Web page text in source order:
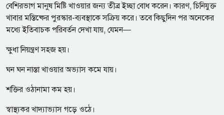
বেশিরভাগ মানুষ মিষ্টি খাওয়ার জন্য তীব্র ইচ্ছা বোধ করেন। কারণ, চিনিযুক্ত
খাবার মস্তিষ্কের পুরস্কার-ব্যবস্থাকে সক্রিয় করে। তবে কিছুদিন পর অনেকের
মধ্যে ইতিবাচক পরিবর্তন দেখা যায়, যেমন—
ক্ষুধা নিয়ন্ত্রণ সহজ হয়।
ঘন ঘন নাস্তা খাওয়ার অভ্যাস কমে যায়।
শক্তির ওঠানামা কম হয়।
স্বাস্থ্যকর খাদ্যাভ্যাস গড়ে ওঠে।